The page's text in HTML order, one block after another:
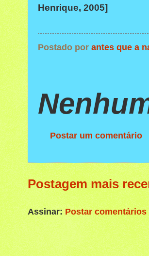
Henrique, 2005]
Postado por antes que a
Postar um comentário
Postagem mais
Assinar:Postar comentários